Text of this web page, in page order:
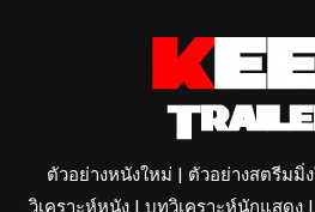
ตัวอย่างหนังใหม่ | ตัวอย่างสตรีมมิ่
วิเคราะห์หนัง | บทวิเคราะห์นักแสดง